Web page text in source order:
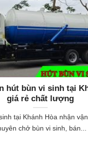
hút bùn vi sinh tại
giá rẻ chất lượng
tại Khánh Hòa nhận vận
chở bùn vi sinh, bán...